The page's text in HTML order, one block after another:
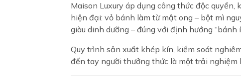
Maison Luxury áp dụng công thức độc
hiện đại: vỏ bánh làm từ mật ong – bột mì
giàu dinh dưỡng – đúng với định hướng “bánh
Quy trình sản xuất khép kín, kiểm soát
đến tay người thưởng thức là một trải nghiệm